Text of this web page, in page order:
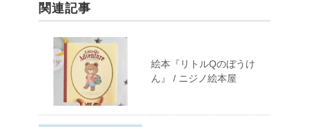
関連記事
絵本『リトルQのぼうけ
ん』 / ニジノ絵本屋